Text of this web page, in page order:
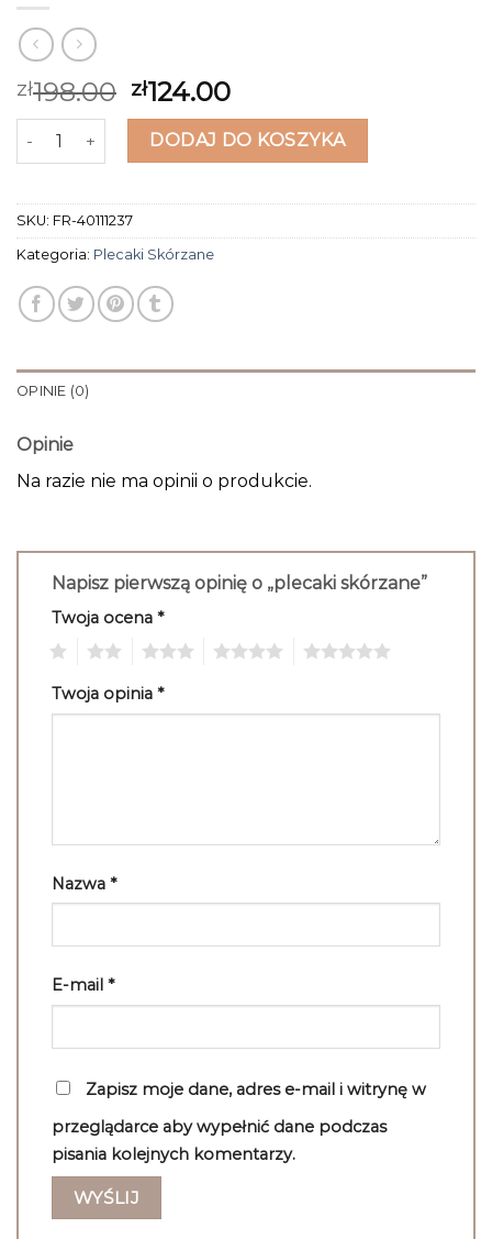
zł198.00 zł124.00
ilość plecaki skórzaneDODAJ DO KOSZYKA
SKU: FR-40111237
Kategoria: Plecaki Skórzane
OPINIE (0)
Opinie
Na razie nie ma opinii o produkcie.
Napisz pierwszą opinię o „plecaki skórzane”
Twoja ocena *
Twoja opinia *
Nazwa *
E-mail *
Zapisz moje dane, adres e-mail i witrynę w
przeglądarce aby wypełnić dane podczas
pisania kolejnych komentarzy.